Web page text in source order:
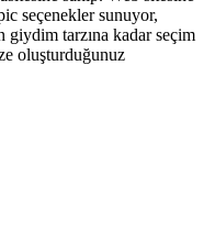
seçenekler sunuyor,
giydim tarzına kadar seçim
oluşturduğunuz